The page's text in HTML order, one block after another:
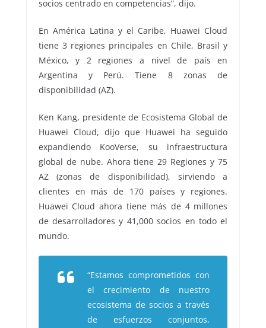
socios centrado en competencias”, dijo.
En América Latina y el Caribe, Huawei Cloud
tiene 3 regiones principales en Chile, Brasil y
México, y 2 regiones a nivel de país en
Argentina y Perú. Tiene 8 zonas de
disponibilidad (AZ).
Ken Kang, presidente de Ecosistema Global de
Huawei Cloud, dijo que Huawei ha seguido
expandiendo KooVerse, su infraestructura
global de nube. Ahora tiene 29 Regiones y 75
AZ (zonas de disponibilidad), sirviendo a
clientes en más de 170 países y regiones.
Huawei Cloud ahora tiene más de 4 millones
de desarrolladores y 41,000 socios en todo el
mundo.
“Estamos comprometidos con
el crecimiento de nuestro
ecosistema de socios a través
de esfuerzos conjuntos,